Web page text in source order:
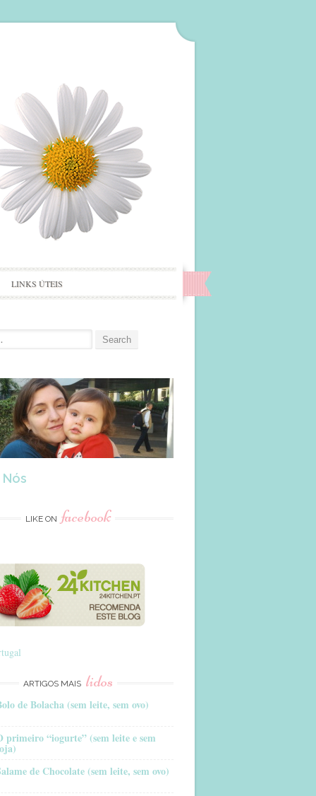
LINKS ÚTEIS
LIKE ON facebook
ARTIGOS MAIS lidos
de Bolacha (sem leite, sem ovo)
primeiro “iogurte” (sem leite e sem
de Chocolate (sem leite, sem ovo)